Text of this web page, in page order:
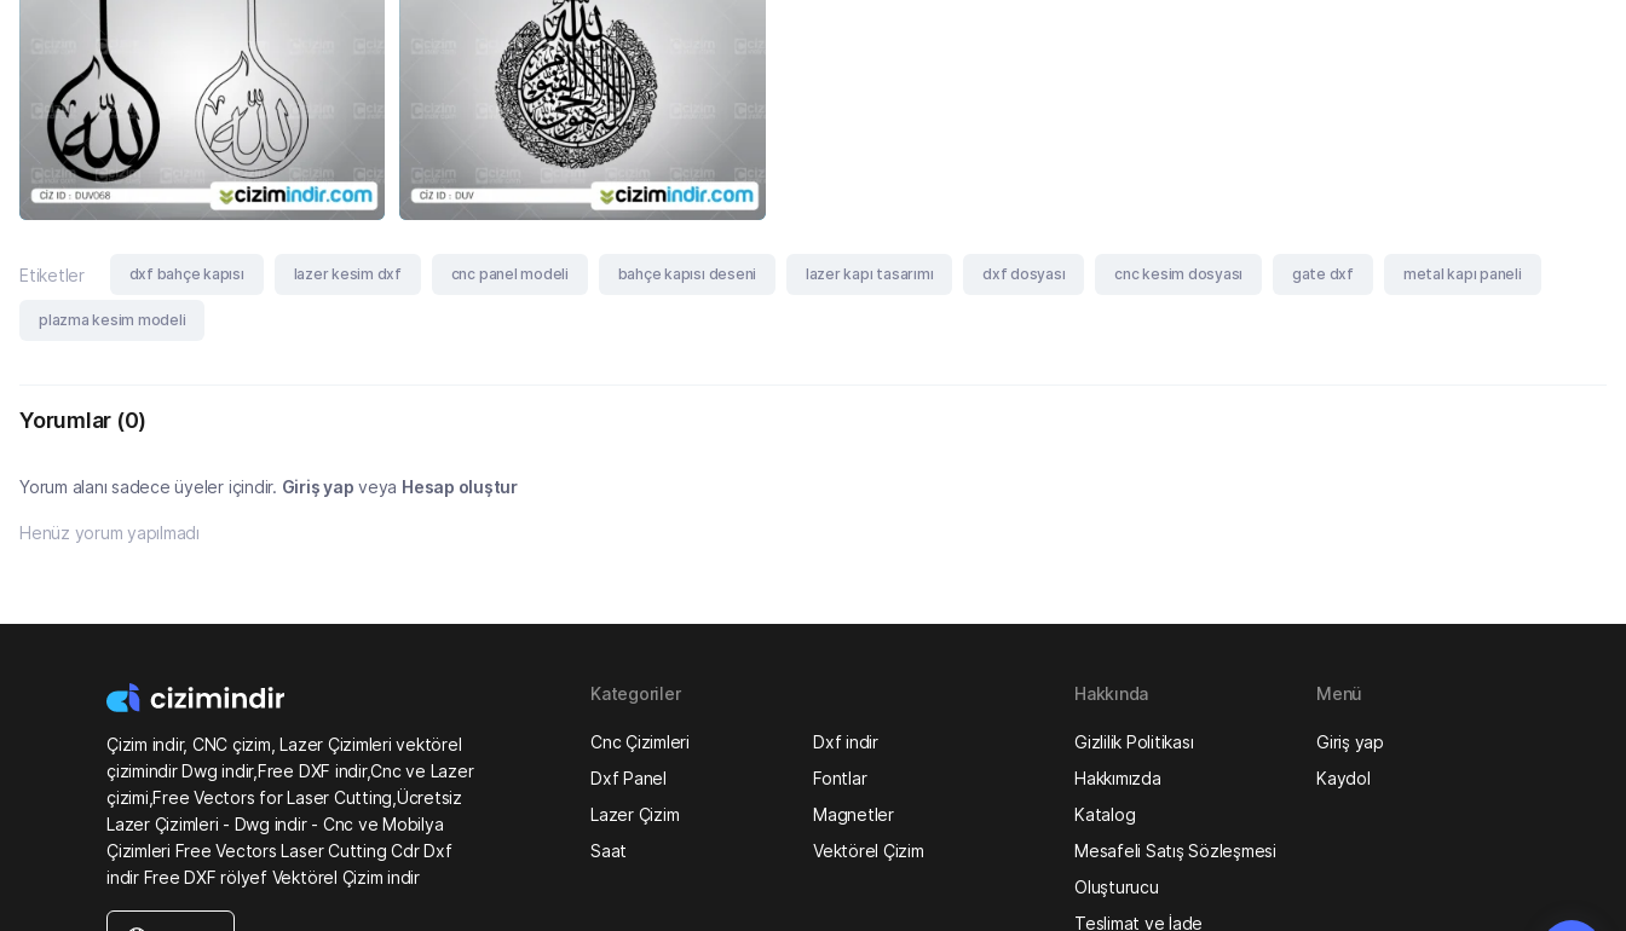
Etiketler dxf bahçe kapısı lazer kesim dxf cnc panel modeli bahçe kapısı deseni lazer kapı tasarımı dxf dosyası cnc kesim dosyası gate dxf metal kapı paneli
plazma kesim modeli
Yorumlar (0)
Yorum alanı sadece üyeler içindir. Giriş yap veya Hesap oluştur
Henüz yorum yapılmadı
Çizim indir, CNC çizim, Lazer Çizimleri vektörel
çizimindir Dwg indir,Free DXF indir,Cnc ve Lazer
çizimi,Free Vectors for Laser Cutting,Ücretsiz
Lazer Çizimleri - Dwg indir - Cnc ve Mobilya
Çizimleri Free Vectors Laser Cutting Cdr Dxf
indir Free DXF rölyef Vektörel Çizim indir
Kategoriler
Cnc Çizimleri
Dxf indir
Dxf Panel
Fontlar
Lazer Çizim
Magnetler
Saat
Vektörel Çizim
Hakkında
Gizlilik Politikası
Hakkımızda
Katalog
Mesafeli Satış Sözleşmesi
Oluşturucu
Teslimat ve İade
Menü
Giriş yap
Kaydol